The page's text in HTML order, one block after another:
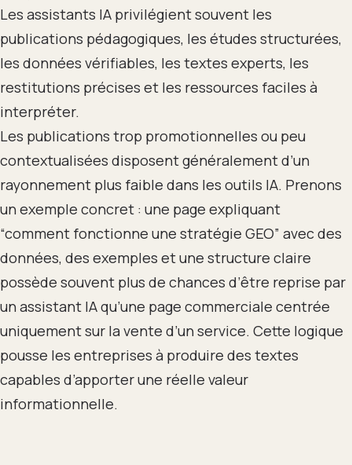
Les assistants IA privilégient souvent les
publications pédagogiques, les études structurées,
les données vérifiables, les textes experts, les
restitutions précises et les ressources faciles à
interpréter.
Les publications trop promotionnelles ou peu
contextualisées disposent généralement d’un
rayonnement plus faible dans les outils IA. Prenons
un exemple concret : une page expliquant
“comment fonctionne une stratégie GEO” avec des
données, des exemples et une structure claire
possède souvent plus de chances d’être reprise par
un assistant IA qu’une page commerciale centrée
uniquement sur la vente d’un service. Cette logique
pousse les entreprises à produire des textes
capables d’apporter une réelle valeur
informationnelle.